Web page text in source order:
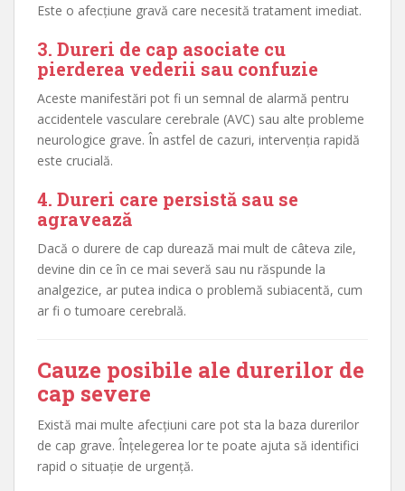
Este o afecțiune gravă care necesită tratament imediat.
3. Dureri de cap asociate cu
pierderea vederii sau confuzie
Aceste manifestări pot fi un semnal de alarmă pentru
accidentele vasculare cerebrale (AVC) sau alte probleme
neurologice grave. În astfel de cazuri, intervenția rapidă
este crucială.
4. Dureri care persistă sau se
agravează
Dacă o durere de cap durează mai mult de câteva zile,
devine din ce în ce mai severă sau nu răspunde la
analgezice, ar putea indica o problemă subiacentă, cum
ar fi o tumoare cerebrală.
Cauze posibile ale durerilor de
cap severe
Există mai multe afecțiuni care pot sta la baza durerilor
de cap grave. Înțelegerea lor te poate ajuta să identifici
rapid o situație de urgență.